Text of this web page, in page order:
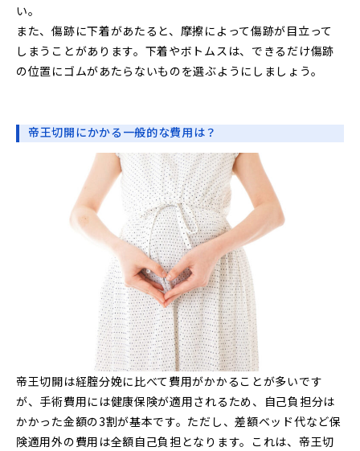
い。
また、傷跡に下着があたると、摩擦によって傷跡が目立って
しまうことがあります。下着やボトムスは、できるだけ傷跡
の位置にゴムがあたらないものを選ぶようにしましょう。
帝王切開にかかる一般的な費用は？
帝王切開は経腟分娩に比べて費用がかかることが多いです
が、手術費用には健康保険が適用されるため、自己負担分は
かかった金額の3割が基本です。ただし、差額ベッド代など保
険適用外の費用は全額自己負担となります。これは、帝王切